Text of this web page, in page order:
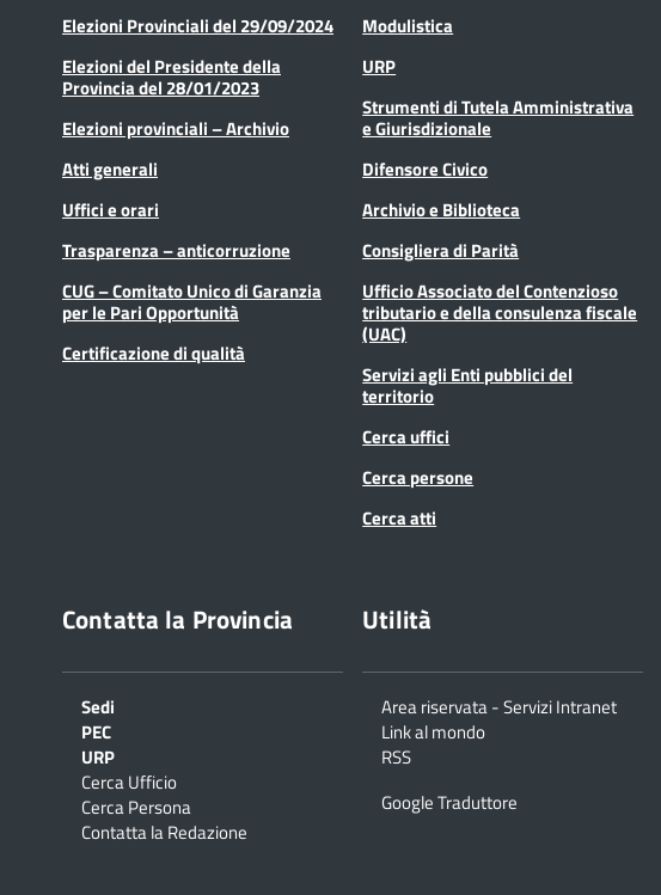
Elezioni Provinciali del 29/09/2024
Elezioni del Presidente della
Provincia del 28/01/2023
Elezioni provinciali – Archivio
Atti generali
Uffici e orari
Trasparenza – anticorruzione
CUG – Comitato Unico di Garanzia
per le Pari Opportunità
Certificazione di qualità
Modulistica
URP
Strumenti di Tutela Amministrativa
e Giurisdizionale
Difensore Civico
Archivio e Biblioteca
Consigliera di Parità
Ufficio Associato del Contenzioso
tributario e della consulenza fiscale
(UAC)
Servizi agli Enti pubblici del
territorio
Cerca uffici
Cerca persone
Cerca atti
Contatta la Provincia
Sedi
PEC
URP
Cerca Ufficio
Cerca Persona
Contatta la Redazione
Utilità
Area riservata - Servizi Intranet
Link al mondo
RSS
Google Traduttore